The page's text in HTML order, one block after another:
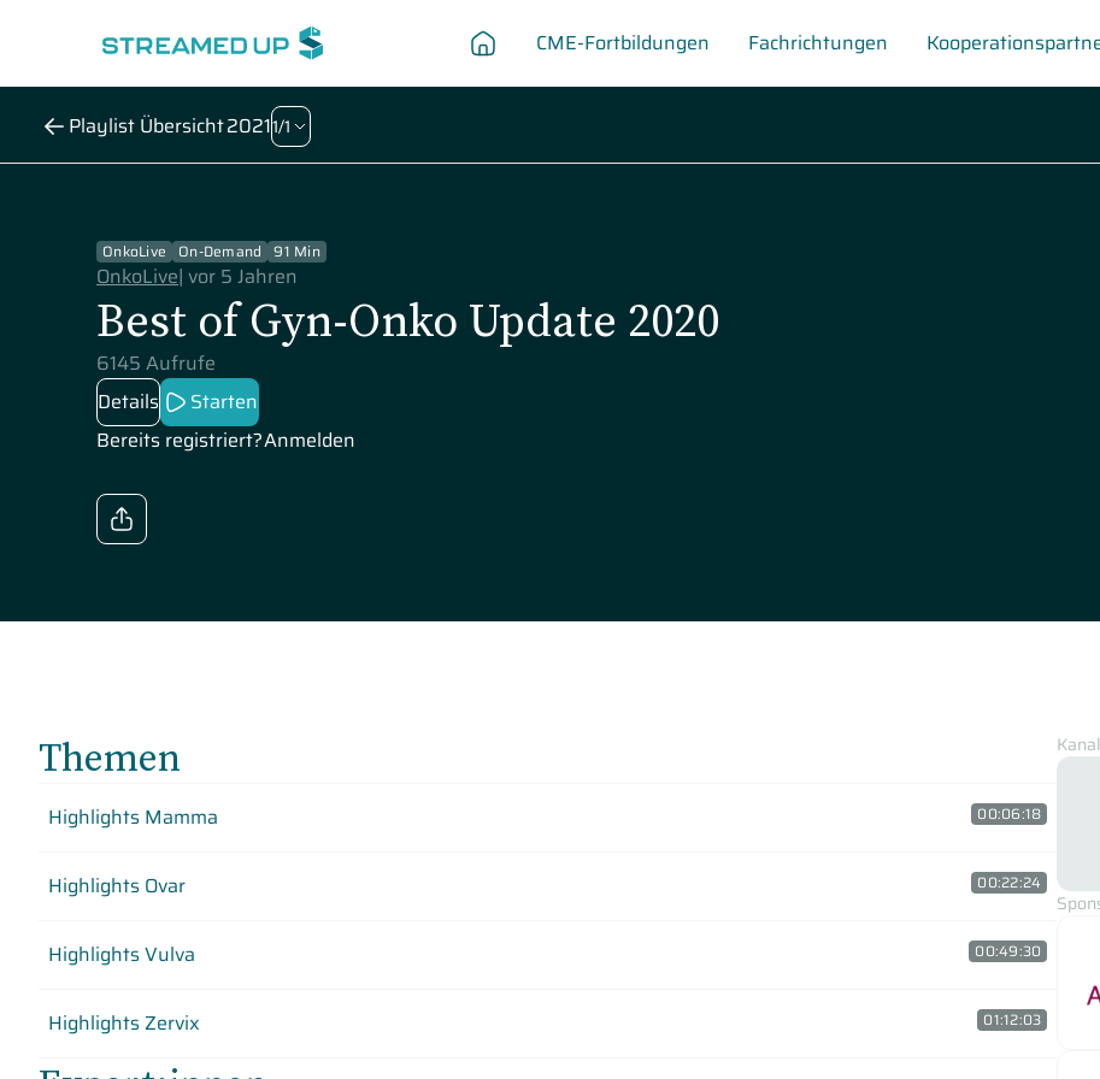
CME-Fortbildungen Fachrichtungen
Playlist Übersicht20211/1
OnkoLive On-Demand 91 Min
OnkoLive| vor 5 Jahren
Best of Gyn-Onko Update 2020
6145 Aufrufe
Details
Starten
Bereits registriert?Anmelden
Themen
Highlights Mamma 00:06:18
Highlights Ovar 00:22:24
Highlights Vulva 00:49:30
Highlights Zervix 01:12:03
Kanal